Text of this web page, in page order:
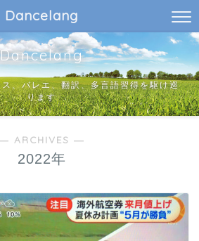
Dancelang
Dancelang
、バレエ、翻訳、多言語習得を駆け巡
ります
ARCHIVES ―
2022年